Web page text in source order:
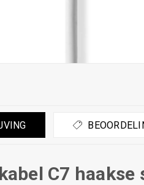
C7